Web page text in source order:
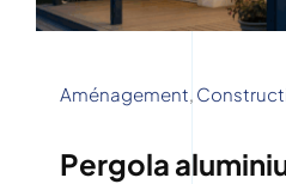
Aménagement,
Pergola